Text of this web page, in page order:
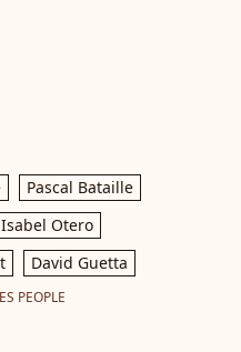
Pascal Bataille
Isabel Otero
David Guetta
PEOPLE